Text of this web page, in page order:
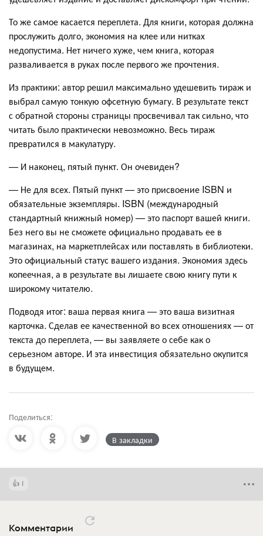
То же самое касается переплета. Для книги, которая должна
прослужить долго, экономия на клее или нитках
недопустима. Нет ничего хуже, чем книга, которая
разваливается в руках после первого же прочтения.
Из практики: автор решил максимально удешевить тираж и
выбрал самую тонкую офсетную бумагу. В результате текст
с обратной стороны страницы просвечивал так сильно, что
читать было практически невозможно. Весь тираж
превратился в макулатуру.
— И наконец, пятый пункт. Он очевиден?
— Не для всех. Пятый пункт — это присвоение ISBN и
обязательные экземпляры. ISBN (международный
стандартный книжный номер) — это паспорт вашей книги.
Без него вы не сможете официально продавать ее в
магазинах, на маркетплейсах или поставлять в библиотеки.
Это официальный статус вашего издания. Экономия здесь
копеечная, а в результате вы лишаете свою книгу пути к
широкому читателю.
Подводя итог: ваша первая книга — это ваша визитная
карточка. Сделав ее качественной во всех отношениях — от
текста до переплета, — вы заявляете о себе как о
серьезном авторе. И эта инвестиция обязательно окупится
в будущем.
Поделиться:
В закладки
1
Комментарии